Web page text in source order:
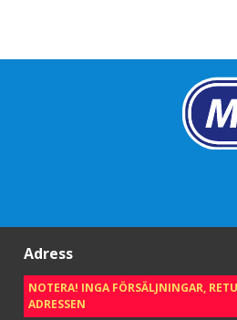
Adress
NOTERA! INGA FÖRSÄLJNINGAR,
ADRESSEN